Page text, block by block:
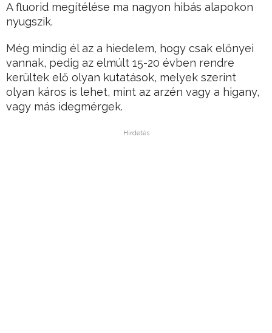
A fluorid megítélése ma nagyon hibás alapokon
nyugszik.
Még mindig él az a hiedelem, hogy csak előnyei
vannak, pedig az elmúlt 15-20 évben rendre
kerültek elő olyan kutatások, melyek szerint
olyan káros is lehet, mint az arzén vagy a higany,
vagy más idegmérgek.
Hirdetés